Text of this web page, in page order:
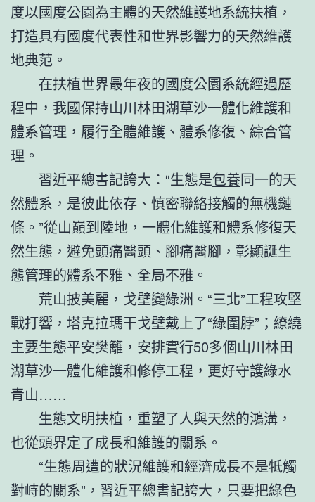
度以國度公園為主體的天然維護地系統扶植，
打造具有國度代表性和世界影響力的天然維護
地典范。
在扶植世界最年夜的國度公園系統經過歷
程中，我國保持山川林田湖草沙一體化維護和
體系管理，履行全體維護、體系修復、綜合管
理。
習近平總書記誇大：“生態是包養同一的天
然體系，是彼此依存、慎密聯絡接觸的無機鏈
條。”從山巔到陸地，一體化維護和體系修復天
然生態，避免頭痛醫頭、腳痛醫腳，彰顯誕生
態管理的體系不雅、全局不雅。
荒山披美麗，戈壁變綠洲。“三北”工程攻堅
戰打響，塔克拉瑪干戈壁戴上了“綠圍脖”；繚繞
主要生態平安樊籬，安排實行50多個山川林田
湖草沙一體化維護和修停工程，更好守護綠水
青山……
生態文明扶植，重塑了人與天然的鴻溝，
也從頭界定了成長和維護的關系。
“生態周遭的狀況維護和經濟成長不是牴觸
對峙的關系”，習近平總書記誇大，只要把綠色